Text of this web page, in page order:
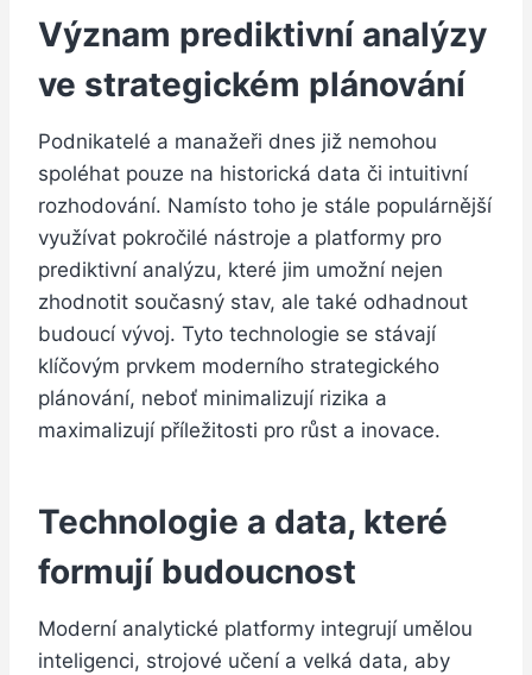
Význam prediktivní analýzy
ve strategickém plánování
Podnikatelé a manažeři dnes již nemohou
spoléhat pouze na historická data či intuitivní
rozhodování. Namísto toho je stále populárnější
využívat pokročilé nástroje a platformy pro
prediktivní analýzu, které jim umožní nejen
zhodnotit současný stav, ale také odhadnout
budoucí vývoj. Tyto technologie se stávají
klíčovým prvkem moderního strategického
plánování, neboť minimalizují rizika a
maximalizují příležitosti pro růst a inovace.
Technologie a data, které
formují budoucnost
Moderní analytické platformy integrují umělou
inteligenci, strojové učení a velká data, aby